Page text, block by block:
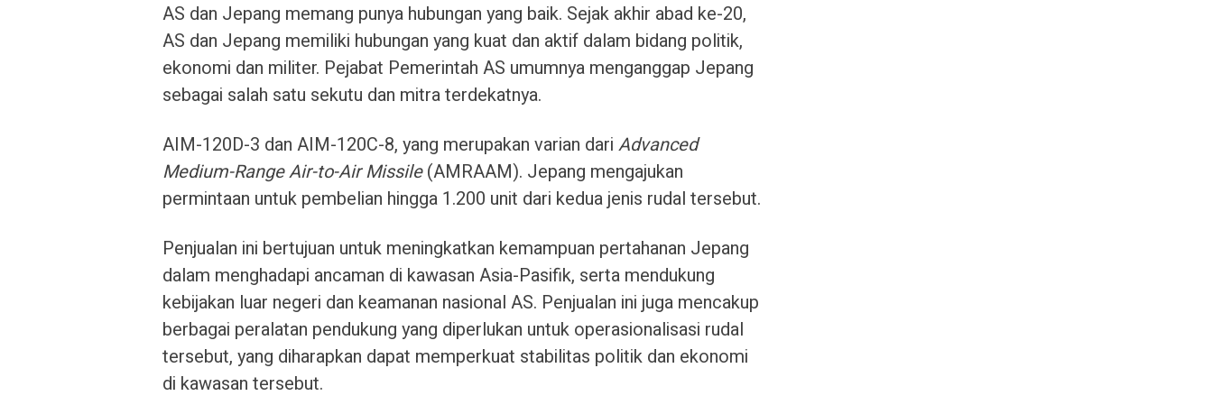
AS dan Jepang memang punya hubungan yang baik. Sejak akhir abad ke-20,
AS dan Jepang memiliki hubungan yang kuat dan aktif dalam bidang politik,
ekonomi dan militer. Pejabat Pemerintah AS umumnya menganggap Jepang
sebagai salah satu sekutu dan mitra terdekatnya.
AIM-120D-3 dan AIM-120C-8, yang merupakan varian dari Advanced
Medium-Range Air-to-Air Missile(AMRAAM). Jepang mengajukan
permintaan untuk pembelian hingga 1.200 unit dari kedua jenis rudal tersebut.
Penjualan ini bertujuan untuk meningkatkan kemampuan pertahanan Jepang
dalam menghadapi ancaman di kawasan Asia-Pasifik, serta mendukung
kebijakan luar negeri dan keamanan nasional AS. Penjualan ini juga mencakup
berbagai peralatan pendukung yang diperlukan untuk operasionalisasi rudal
tersebut, yang diharapkan dapat memperkuat stabilitas politik dan ekonomi
di kawasan tersebut.